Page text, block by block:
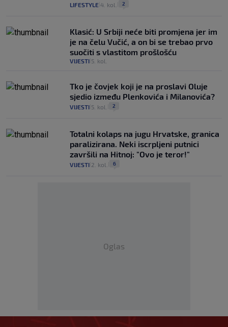
LIFESTYLE 4. kol. 2
Klasić: U Srbiji neće biti promjena jer im
je na čelu Vučić, a on bi se trebao prvo
suočiti s vlastitom prošlošću
VIJESTI 5. kol.
Tko je čovjek koji je na proslavi Oluje
sjedio između Plenkovića i Milanovića?
VIJESTI 5. kol. 2
Totalni kolaps na jugu Hrvatske, granica
paralizirana. Neki iscrpljeni putnici
završili na Hitnoj: "Ovo je teror!"
VIJESTI 2. kol. 6
Oglas